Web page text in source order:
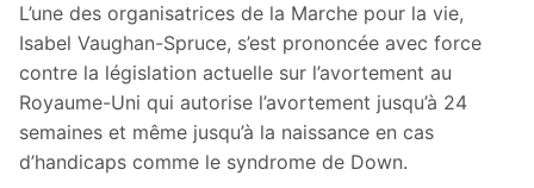
L’une des organisatrices de la Marche pour la vie,
Isabel Vaughan-Spruce, s’est prononcée avec force
contre la législation actuelle sur l’avortement au
Royaume-Uni qui autorise l’avortement jusqu’à 24
semaines et même jusqu’à la naissance en cas
d’handicaps comme le syndrome de Down.